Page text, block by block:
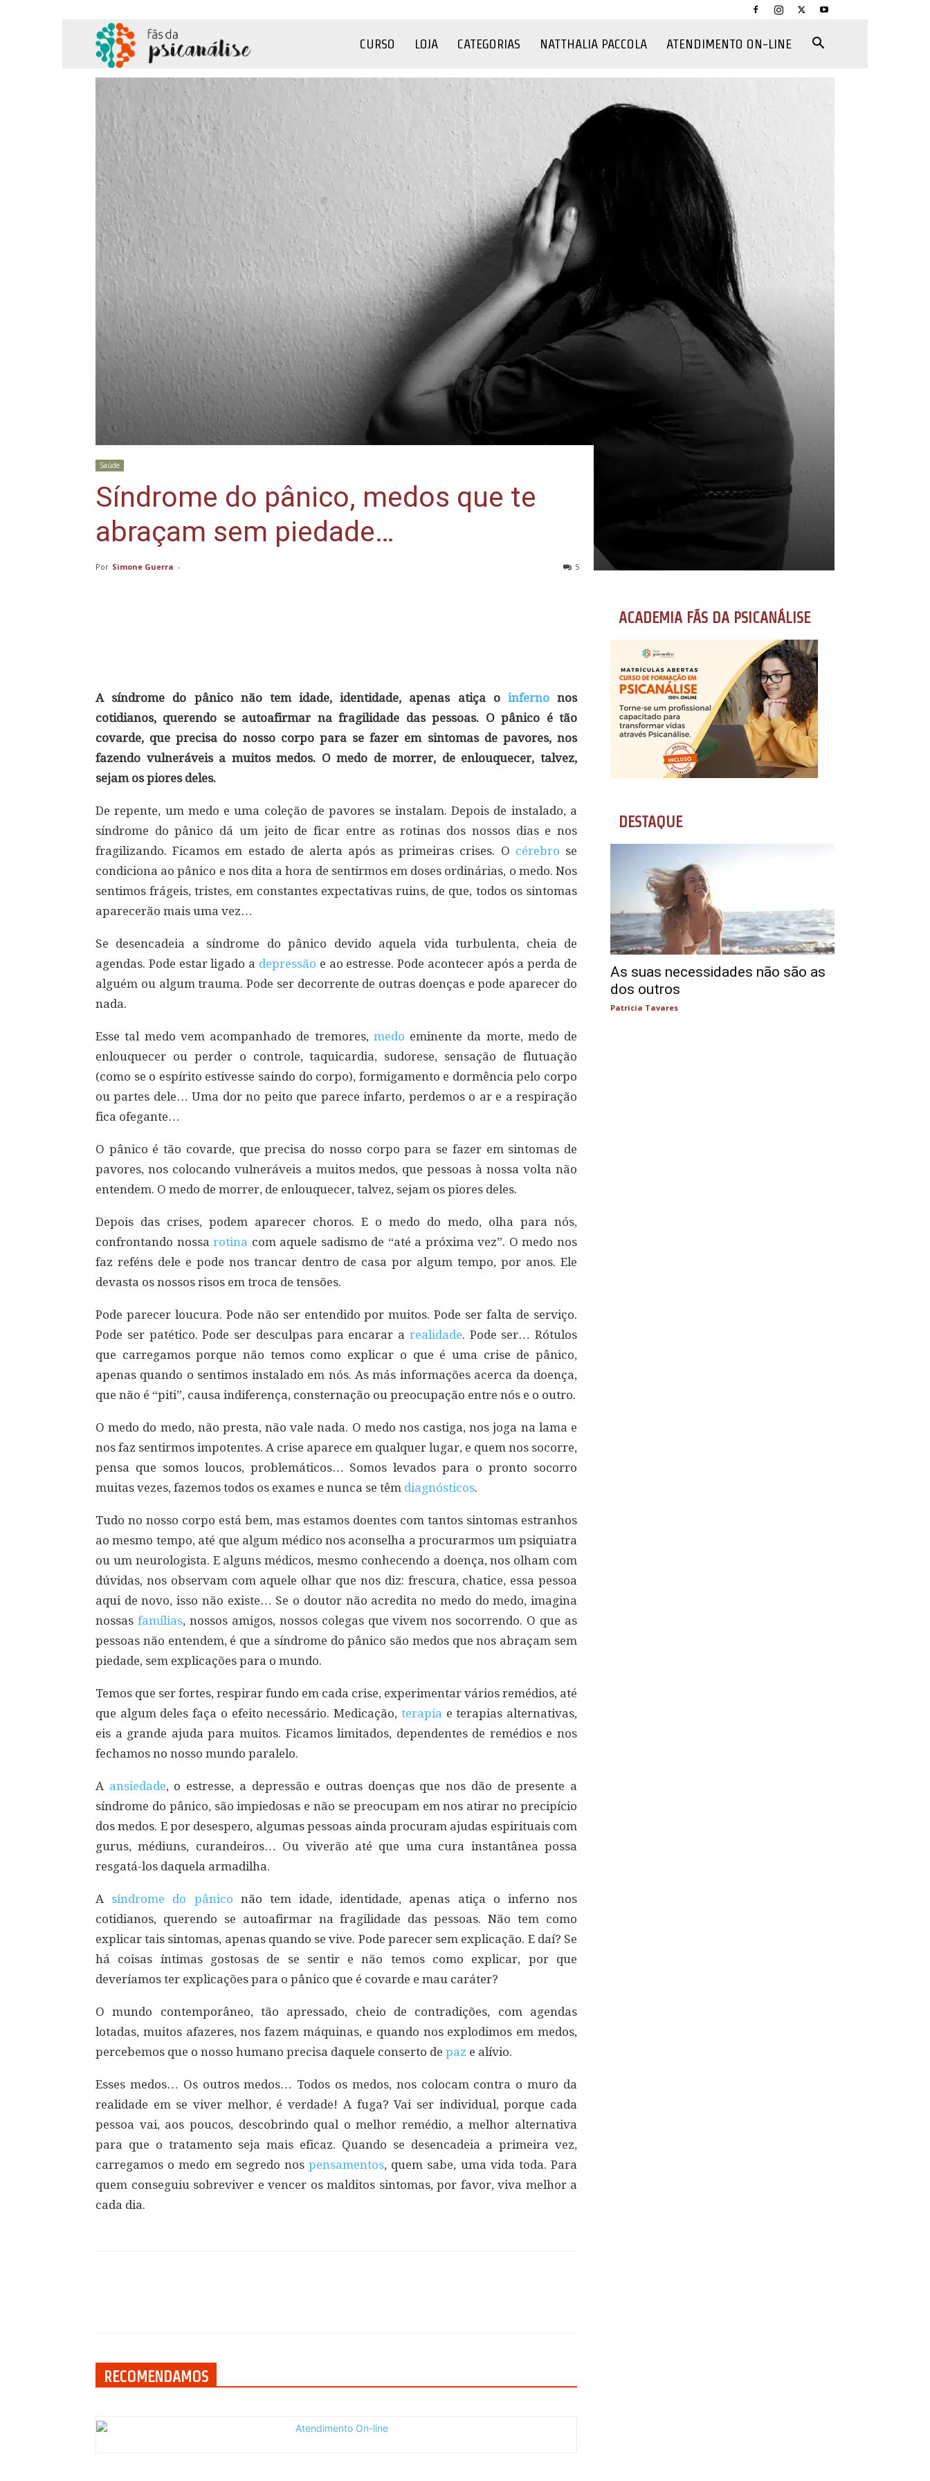
Psicanálise
CURSO LOJA CATEGORIAS NATTHALIA PACCOLA ATENDIMENTO ON-LINE
Saúde
Síndrome do pânico, medos que te
abraçam sem piedade…
Por Simone Guerra - 5
A síndrome do pânico não tem idade, identidade, apenas atiça o infernonos
cotidianos, querendo se autoafirmar na fragilidade das pessoas. O pânico é tão
covarde, que precisa do nosso corpo para se fazer em sintomas de pavores, nos
fazendo vulneráveis a muitos medos. O medo de morrer, de enlouquecer, talvez,
sejam os piores deles.
De repente, um medo e uma coleção de pavores se instalam. Depois de instalado, a
síndrome do pânico dá um jeito de ficar entre as rotinas dos nossos dias e nos
fragilizando. Ficamos em estado de alerta após as primeiras crises. O cérebro se
condiciona ao pânico e nos dita a hora de sentirmos em doses ordinárias, o medo. Nos
sentimos frágeis, tristes, em constantes expectativas ruins, de que, todos os sintomas
aparecerão mais uma vez…
Se desencadeia a síndrome do pânico devido aquela vida turbulenta, cheia de
agendas. Pode estar ligado a depressão e ao estresse. Pode acontecer após a perda de
alguém ou algum trauma. Pode ser decorrente de outras doenças e pode aparecer do
nada.
Esse tal medo vem acompanhado de tremores, medo eminente da morte, medo de
enlouquecer ou perder o controle, taquicardia, sudorese, sensação de flutuação
(como se o espírito estivesse saindo do corpo), formigamento e dormência pelo corpo
ou partes dele… Uma dor no peito que parece infarto, perdemos o ar e a respiração
fica ofegante…
O pânico é tão covarde, que precisa do nosso corpo para se fazer em sintomas de
pavores, nos colocando vulneráveis a muitos medos, que pessoas à nossa volta não
entendem. O medo de morrer, de enlouquecer, talvez, sejam os piores deles.
Depois das crises, podem aparecer choros. E o medo do medo, olha para nós,
confrontando nossarotina com aquele sadismo de “até a próxima vez”. O medo nos
faz reféns dele e pode nos trancar dentro de casa por algum tempo, por anos. Ele
devasta os nossos risos em troca de tensões.
Pode parecer loucura. Pode não ser entendido por muitos. Pode ser falta de serviço.
Pode ser patético. Pode ser desculpas para encarar a realidade. Pode ser… Rótulos
que carregamos porque não temos como explicar o que é uma crise de pânico,
apenas quando o sentimos instalado em nós. As más informações acerca da doença,
que não é “piti”, causa indiferença, consternação ou preocupação entre nós e o outro.
O medo do medo, não presta, não vale nada. O medo nos castiga, nos joga na lama e
nos faz sentirmos impotentes. A crise aparece em qualquer lugar, e quem nos socorre,
pensa que somos loucos, problemáticos… Somos levados para o pronto socorro
muitas vezes, fazemos todos os exames e nunca se têm diagnósticos.
Tudo no nosso corpo está bem, mas estamos doentes com tantos sintomas estranhos
ao mesmo tempo, até que algum médico nos aconselha a procurarmos um psiquiatra
ou um neurologista. E alguns médicos, mesmo conhecendo a doença, nos olham com
dúvidas, nos observam com aquele olhar que nos diz: frescura, chatice, essa pessoa
aqui de novo, isso não existe… Se o doutor não acredita no medo do medo, imagina
nossas famílias, nossos amigos, nossos colegas que vivem nos socorrendo. O que as
pessoas não entendem, é que a síndrome do pânico são medos que nos abraçam sem
piedade, sem explicações para o mundo.
Temos que ser fortes, respirar fundo em cada crise, experimentar vários remédios, até
que algum deles faça o efeito necessário. Medicação, terapia e terapias alternativas,
eis a grande ajuda para muitos. Ficamos limitados, dependentes de remédios e nos
fechamos no nosso mundo paralelo.
A ansiedade, o estresse, a depressão e outras doenças que nos dão de presente a
síndrome do pânico, são impiedosas e não se preocupam em nos atirar no precipício
dos medos. E por desespero, algumas pessoas ainda procuram ajudas espirituais com
gurus, médiuns, curandeiros… Ou viverão até que uma cura instantânea possa
resgatá-los daquela armadilha.
A síndrome do pânico não tem idade, identidade, apenas atiça o inferno nos
cotidianos, querendo se autoafirmar na fragilidade das pessoas. Não tem como
explicar tais sintomas, apenas quando se vive. Pode parecer sem explicação. E daí? Se
há coisas íntimas gostosas de se sentir e não temos como explicar, por que
deveríamos ter explicações para o pânico que é covarde e mau caráter?
O mundo contemporâneo, tão apressado, cheio de contradições, com agendas
lotadas, muitos afazeres, nos fazem máquinas, e quando nos explodimos em medos,
percebemos que o nosso humano precisa daquele conserto de paz e alívio.
Esses medos… Os outros medos… Todos os medos, nos colocam contra o muro da
realidade em se viver melhor, é verdade! A fuga? Vai ser individual, porque cada
pessoa vai, aos poucos, descobrindo qual o melhor remédio, a melhor alternativa
para que o tratamento seja mais eficaz. Quando se desencadeia a primeira vez,
carregamos o medo em segredo nos pensamentos, quem sabe, uma vida toda. Para
quem conseguiu sobreviver e vencer os malditos sintomas, por favor, viva melhor a
cada dia.
RECOMENDAMOS
ACADEMIA FÃS DA PSICANÁLISE
DESTAQUE
As suas necessidades não são as
dos outros
Patricia Tavares